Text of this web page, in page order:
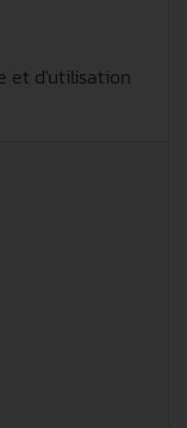
et d'utilisation